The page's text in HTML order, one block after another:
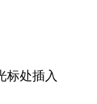
标处插入